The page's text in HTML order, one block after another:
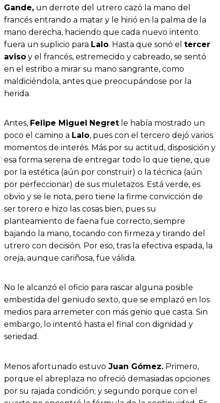
Gande, un derrote del utrero cazó la mano del
francés entrando a matar y le hirió en la palma de la
mano derecha, haciendo que cada nuevo intento
fuera un suplicio para Lalo. Hasta que sonó el tercer
aviso y el francés, estremecido y cabreado, se sentó
en el estribo a mirar su mano sangrante, como
maldiciéndola, antes que preocupándose por la
herida.
Antes, Felipe Miguel Negret le había mostrado un
poco el camino a Lalo, pues con el tercero dejó varios
momentos de interés. Más por su actitud, disposición y
esa forma serena de entregar todo lo que tiene, que
por la estética (aún por construir) o la técnica (aún
por perfeccionar) de sus muletazos. Está verde, es
obvio y se le nota, pero tiene la firme convicción de
ser torero e hizo las cosas bien, pues su
planteamiento de faena fue correcto, siempre
bajando la mano, tocando con firmeza y tirando del
utrero con decisión. Por eso, tras la efectiva espada, la
oreja, aunque cariñosa, fue válida.
No le alcanzó el oficio para rascar alguna posible
embestida del geniudo sexto, que se emplazó en los
medios para arremeter con más genio que casta. Sin
embargo, lo intentó hasta el final con dignidad y
seriedad.
Menos afortunado estuvo Juan Gómez. Primero,
porque el abreplaza no ofreció demasiadas opciones
por su rajada condición; y segundo porque con el